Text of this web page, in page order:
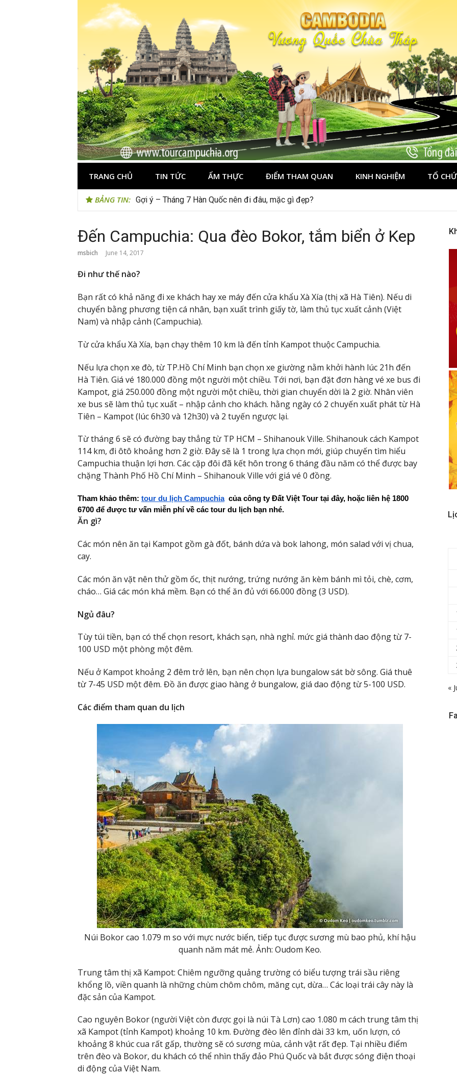
TRANG CHỦ TIN TỨC ẨM THỰC ĐIỂM THAM QUAN KINH NGHIỆM TỔ
BẢNG TIN: Gợi ý – Tháng 7 Hàn Quốc nên đi đâu, mặc gì đẹp?
Đến Campuchia: Qua đèo Bokor, tắm biển ở Kep
msbich June 14, 2017
Đi như thế nào?
Bạn rất có khả năng đi xe khách hay xe máy đến cửa khẩu Xà Xía (thị xã Hà Tiên). Nếu di
chuyển bằng phương tiện cá nhân, bạn xuất trình giấy tờ, làm thủ tục xuất cảnh (Việt
Nam) và nhập cảnh (Campuchia).
Từ cửa khẩu Xà Xía, bạn chạy thêm 10 km là đến tỉnh Kampot thuộc Campuchia.
Nếu lựa chọn xe đò, từ TP.Hồ Chí Minh bạn chọn xe giường nằm khởi hành lúc 21h đến
Hà Tiên. Giá vé 180.000 đồng một người một chiều. Tới nơi, bạn đặt đơn hàng vé xe bus đi
Kampot, giá 250.000 đồng một người một chiều, thời gian chuyển dời là 2 giờ. Nhân viên
xe bus sẽ làm thủ tục xuất – nhập cảnh cho khách. hằng ngày có 2 chuyến xuất phát từ Hà
Tiên – Kampot (lúc 6h30 và 12h30) và 2 tuyến ngược lại.
Từ tháng 6 sẽ có đường bay thẳng từ TP HCM – Shihanouk Ville. Shihanouk cách Kampot
114 km, đi ôtô khoảng hơn 2 giờ. Đây sẽ là 1 trong lựa chọn mới, giúp chuyến tìm hiểu
Campuchia thuận lợi hơn. Các cặp đôi đã kết hôn trong 6 tháng đầu năm có thể được bay
chặng Thành Phố Hồ Chí Minh – Shihanouk Ville với giá vé 0 đồng.
Tham khảo thêm: tour du lịch Campuchia của công ty Đất Việt Tour tại đây, hoặc liên hệ 1800
6700 để được tư vấn miễn phí về các tour du lịch bạn nhé.
Ăn gì?
Các món nên ăn tại Kampot gồm gà đốt, bánh dứa và bok lahong, món salad với vị chua,
cay.
Các món ăn vặt nên thử gồm ốc, thịt nướng, trứng nướng ăn kèm bánh mì tỏi, chè, cơm,
cháo… Giá các món khá mềm. Bạn có thể ăn đủ với 66.000 đồng (3 USD).
Ngủ đâu?
Tùy túi tiền, bạn có thể chọn resort, khách sạn, nhà nghỉ. mức giá thành dao động từ 7-
100 USD một phòng một đêm.
Nếu ở Kampot khoảng 2 đêm trở lên, bạn nên chọn lựa bungalow sát bờ sông. Giá thuê
từ 7-45 USD một đêm. Đồ ăn được giao hàng ở bungalow, giá dao động từ 5-100 USD.
Các điểm tham quan du lịch
Núi Bokor cao 1.079 m so với mực nước biển, tiếp tục được sương mù bao phủ, khí hậu
quanh năm mát mẻ. Ảnh: Oudom Keo.
Trung tâm thị xã Kampot: Chiêm ngưỡng quảng trường có biểu tượng trái sầu riêng
khổng lồ, viền quanh là những chùm chôm chôm, măng cụt, dừa… Các loại trái cây này là
đặc sản của Kampot.
Cao nguyên Bokor (người Việt còn được gọi là núi Tà Lơn) cao 1.080 m cách trung tâm thị
xã Kampot (tỉnh Kampot) khoảng 10 km. Đường đèo lên đỉnh dài 33 km, uốn lượn, có
khoảng 8 khúc cua rất gấp, thường sẽ có sương mùa, cảnh vật rất đẹp. Tại nhiều điểm
trên đèo và Bokor, du khách có thể nhìn thấy đảo Phú Quốc và bắt được sóng điện thoại
di động của Việt Nam.
«